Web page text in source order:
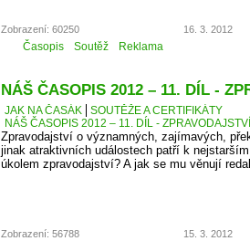
Zobrazení: 60250 16. 3. 2012
Časopis Soutěž Reklama
NÁŠ ČASOPIS 2012 – 11. DÍL -
JAK NA ČASÁK
SOUTĚŽE A CERTIFIKÁTY
NÁŠ ČASOPIS 2012 – 11. DÍL - ZPRAVODAJSTVÍ
Zpravodajství o významných, zajímavých,
jinak atraktivních událostech patří k
úkolem zpravodajství? A jak se mu věnují
Zobrazení: 56788 15. 3. 2012